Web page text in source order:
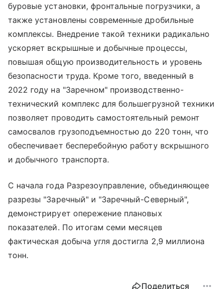
буровые установки, фронтальные погрузчики, а
также установлены современные дробильные
комплексы. Внедрение такой техники радикально
ускоряет вскрышные и добычные процессы,
повышая общую производительность и уровень
безопасности труда. Кроме того, введенный в
2022 году на "Заречном" производственно-
технический комплекс для большегрузной техники
позволяет проводить самостоятельный ремонт
самосвалов грузоподъемностью до 220 тонн, что
обеспечивает бесперебойную работу вскрышного
и добычного транспорта.
С начала года Разрезоуправление, объединяющее
разрезы "Заречный" и "Заречный-Северный",
демонстрирует опережение плановых
показателей. По итогам семи месяцев
фактическая добыча угля достигла 2,9 миллиона
тонн.
Поделиться